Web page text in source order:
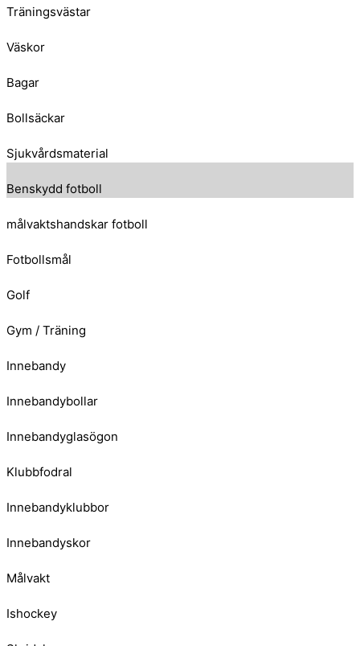
Träningsvästar
Väskor
Bagar
Bollsäckar
Sjukvårdsmaterial
Benskydd fotboll
målvaktshandskar fotboll
Fotbollsmål
Golf
Gym / Träning
Innebandy
Innebandybollar
Innebandyglasögon
Klubbfodral
Innebandyklubbor
Innebandyskor
Målvakt
Ishockey